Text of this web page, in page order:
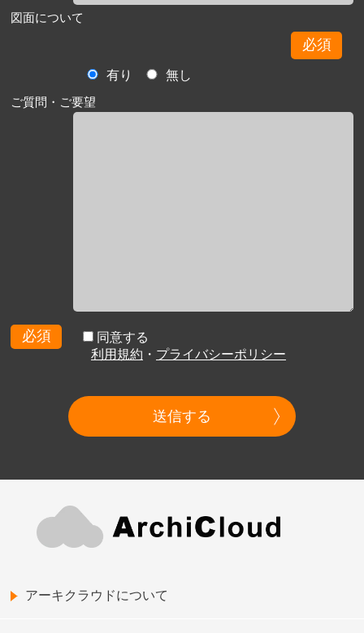
図面について
必須
有り
無し
ご質問・ご要望
必須
同意する
利用規約 ・ プライバシーポリシー
送信する
アーキクラウドについて